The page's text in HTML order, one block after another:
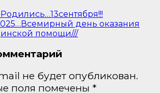
день оказания
помощи///
не будет опубликован.
поля помечены *